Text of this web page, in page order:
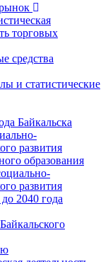
торговых
средства
и статистические
Байкальска
развития
образования
развития
2040 года